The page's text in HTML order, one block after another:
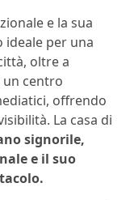
e la sua
per una
oltre a
centro
offrendo
La casa di
signorile,
e il suo